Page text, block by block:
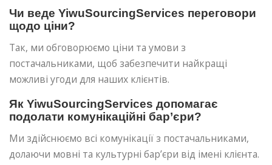
Чи веде YiwuSourcingServices переговори
щодо ціни?
Так, ми обговорюємо ціни та умови з
постачальниками, щоб забезпечити найкращі
можливі угоди для наших клієнтів.
Як YiwuSourcingServices допомагає
подолати комунікаційні бар’єри?
Ми здійснюємо всі комунікації з постачальниками,
долаючи мовні та культурні бар’єри від імені клієнта.